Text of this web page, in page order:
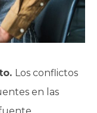
Los conflictos
en las